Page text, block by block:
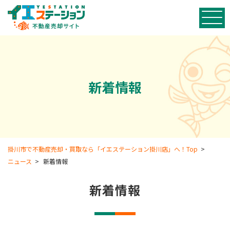
新着情報
掛川市で不動産売却・買取なら「イエステーション掛川店」へ！Top >
ニュース > 新着情報
新着情報